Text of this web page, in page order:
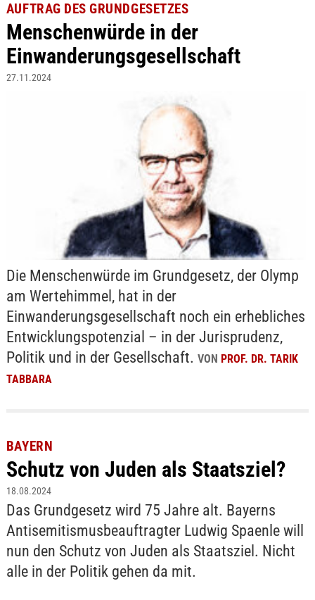
AUFTRAG DES GRUNDGESETZES
Menschenwürde in der
Einwanderungsgesellschaft
27.11.2024
Die Menschenwürde im Grundgesetz, der Olymp
am Wertehimmel, hat in der
Einwanderungsgesellschaft noch ein erhebliches
Entwicklungspotenzial – in der Jurisprudenz,
Politik und in der Gesellschaft. VON PROF. DR. TARIK
TABBARA
BAYERN
Schutz von Juden als Staatsziel?
18.08.2024
Das Grundgesetz wird 75 Jahre alt. Bayerns
Antisemitismusbeauftragter Ludwig Spaenle will
nun den Schutz von Juden als Staatsziel. Nicht
alle in der Politik gehen da mit.